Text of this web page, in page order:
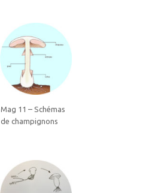
Mag 11 – Schémas
de champignons